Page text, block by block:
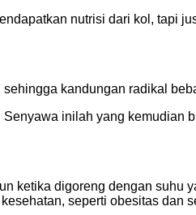
nutrisi dari kol, tapi
kandungan radikal
inilah yang kemudian
ketika digoreng dengan suhu
seperti obesitas dan